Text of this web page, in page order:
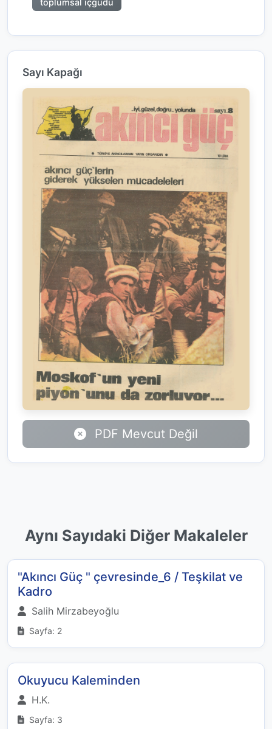
Sayı Kapağı
PDF Mevcut Değil
Aynı Sayıdaki Diğer Makaleler
"Akıncı Güç " çevresinde_6 / Teşkilat ve
Kadro
Salih Mirzabeyoğlu
Sayfa: 2
Okuyucu Kaleminden
H.K.
Sayfa: 3